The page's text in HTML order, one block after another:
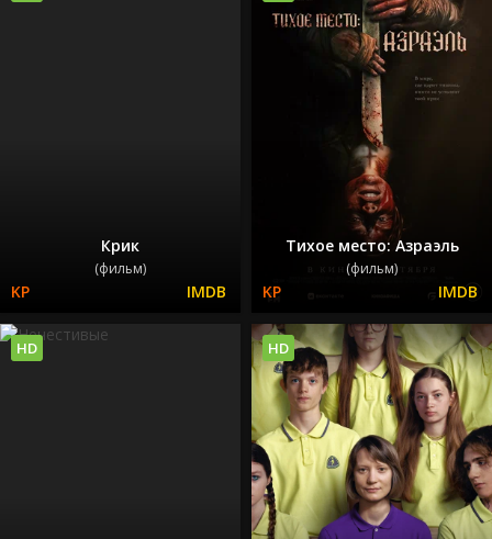
Крик
(фильм)
Тихое место: Азраэль
(фильм)
HD HD